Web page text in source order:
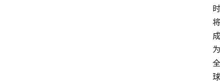
时
将
成
为
全
球